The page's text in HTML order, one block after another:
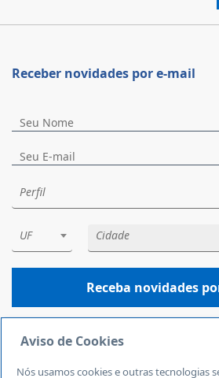
Receber novidades por e-mail
Perfil
UF Cidade
Receba novidades
Aviso de Cookies
Nós usamos cookies e outras tecnologias